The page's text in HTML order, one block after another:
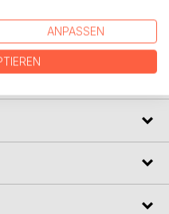
Intelligenz der KI,
Werkzeug ist - sie ist ein
ANPASSEN